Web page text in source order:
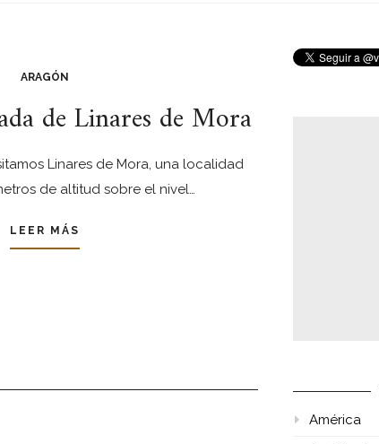
ARAGÓN
de Linares de Mora
Linares de Mora, una localidad
de altitud sobre el nivel…
LEER MÁS
América